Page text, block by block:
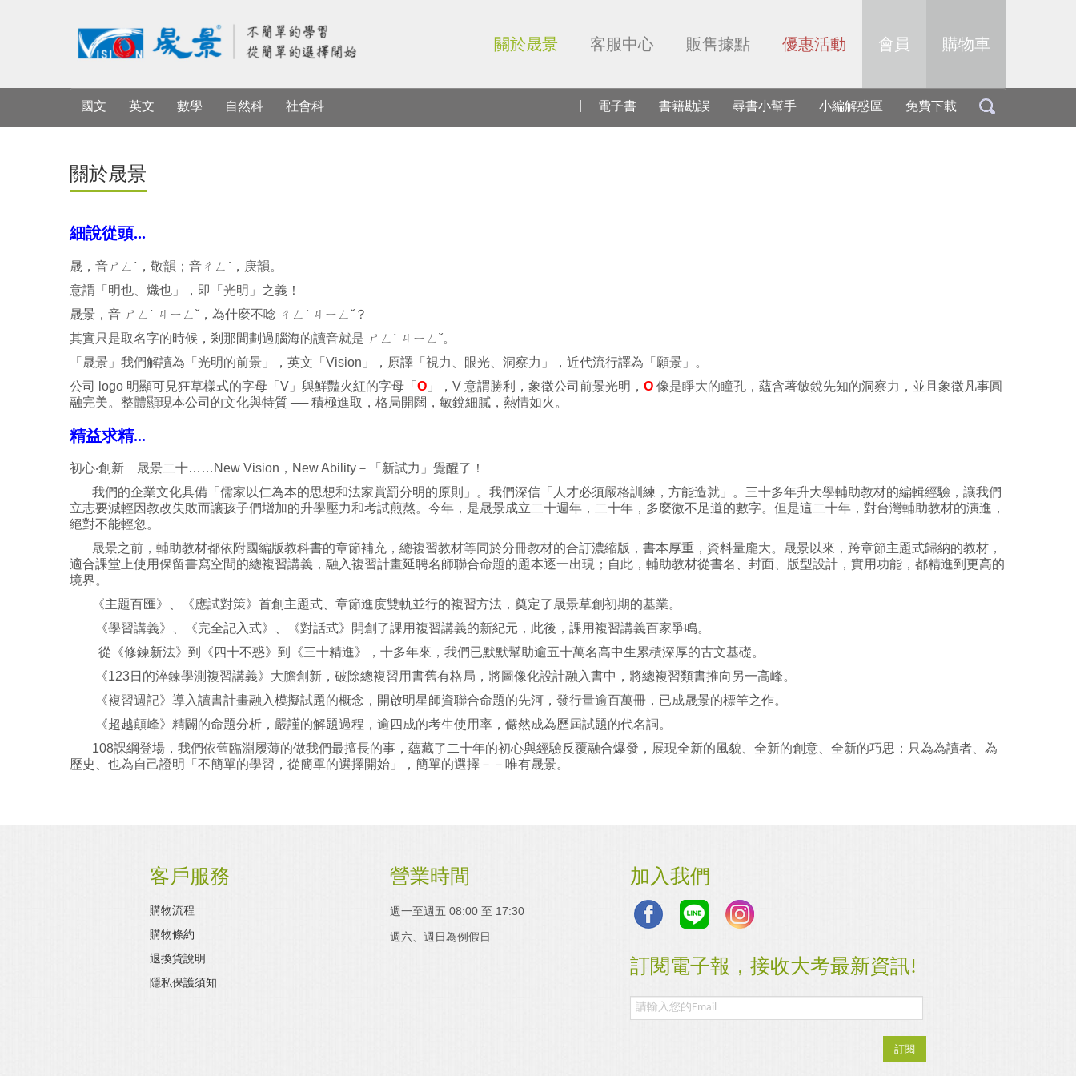
關於晟景 客服中心 販售據點 優惠活動 會員 購物車
國文 英文 數學 自然科 社會科 電子書 書籍勘誤 尋書小幫手 小編解惑區 免費下載
關於晟景
細說從頭...
晟，音ㄕㄥˋ，敬韻；音ㄔㄥˊ，庚韻。
意謂「明也、熾也」，即「光明」之義！
晟景，音 ㄕㄥˋ ㄐㄧㄥˇ，為什麼不唸 ㄔㄥˊ ㄐㄧㄥˇ？
其實只是取名字的時候，剎那間劃過腦海的讀音就是 ㄕㄥˋ ㄐㄧㄥˇ。
「晟景」我們解讀為「光明的前景」，英文「Vision」，原譯「視力、眼光、洞察力」，近代流行譯為「願景」。
公司 logo 明顯可見狂草樣式的字母「V」與鮮豔火紅的字母「 O 」，V 意謂勝利，象徵公司前景光明， O 像是睜大的瞳孔，蘊含著敏銳先知的洞察力，並且象徵凡事圓
融完美。整體顯現本公司的文化與特質 ── 積極進取，格局開闊，敏銳細膩，熱情如火。
精益求精...
初心‧創新 晟景二十……New Vision，New Ability－「新試力」覺醒了！
我們的企業文化具備「儒家以仁為本的思想和法家賞罰分明的原則」。我們深信「人才必須嚴格訓練，方能造就」。三十多年升大學輔助教材的編輯經驗，讓我們
立志要減輕因教改失敗而讓孩子們增加的升學壓力和考試煎熬。今年，是晟景成立二十週年，二十年，多麼微不足道的數字。但是這二十年，對台灣輔助教材的演進，
絕對不能輕忽。
晟景之前，輔助教材都依附國編版教科書的章節補充，總複習教材等同於分冊教材的合訂濃縮版，書本厚重，資料量龐大。晟景以來，跨章節主題式歸納的教材，
適合課堂上使用保留書寫空間的總複習講義，融入複習計畫延聘名師聯合命題的題本逐一出現；自此，輔助教材從書名、封面、版型設計，實用功能，都精進到更高的
境界。
《主題百匯》、《應試對策》首創主題式、章節進度雙軌並行的複習方法，奠定了晟景草創初期的基業。
《學習講義》、《完全記入式》、《對話式》開創了課用複習講義的新紀元，此後，課用複習講義百家爭鳴。
從《修鍊新法》到《四十不惑》到《三十精進》，十多年來，我們已默默幫助逾五十萬名高中生累積深厚的古文基礎。
《123日的淬鍊學測複習講義》大膽創新，破除總複習用書舊有格局，將圖像化設計融入書中，將總複習類書推向另一高峰。
《複習週記》導入讀書計畫融入模擬試題的概念，開啟明星師資聯合命題的先河，發行量逾百萬冊，已成晟景的標竿之作。
《超越顛峰》精闢的命題分析，嚴謹的解題過程，逾四成的考生使用率，儼然成為歷屆試題的代名詞。
108課綱登場，我們依舊臨淵履薄的做我們最擅長的事，蘊藏了二十年的初心與經驗反覆融合爆發，展現全新的風貌、全新的創意、全新的巧思；只為為讀者、為
歷史、也為自己證明「不簡單的學習，從簡單的選擇開始」，簡單的選擇－－唯有晟景。
客戶服務
購物流程
購物條約
退換貨說明
隱私保護須知
營業時間
週一至週五 08:00 至 17:30
週六、週日為例假日
加入我們
訂閱電子報，接收大考最新資訊!
訂閱